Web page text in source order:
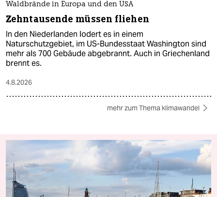
Waldbrände in Europa und den USA
Zehntausende müssen fliehen
In den Niederlanden lodert es in einem
Naturschutzgebiet, im US-Bundesstaat Washington sind
mehr als 700 Gebäude abgebrannt. Auch in Griechenland
brennt es.
4.8.2026
mehr zum Thema klimawandel